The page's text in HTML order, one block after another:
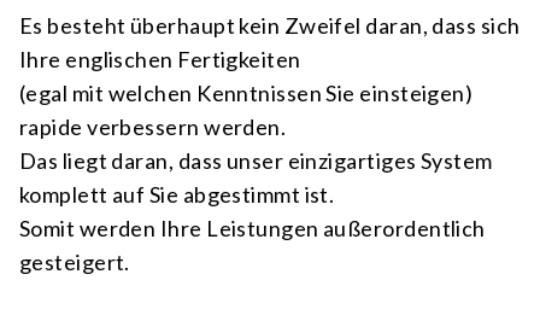
Es besteht überhaupt kein Zweifel daran, dass sich
Ihre englischen Fertigkeiten
(egal mit welchen Kenntnissen Sie einsteigen)
rapide verbessern werden.
Das liegt daran, dass unser einzigartiges System
komplett auf Sie abgestimmt ist.
Somit werden Ihre Leistungen außerordentlich
gesteigert.